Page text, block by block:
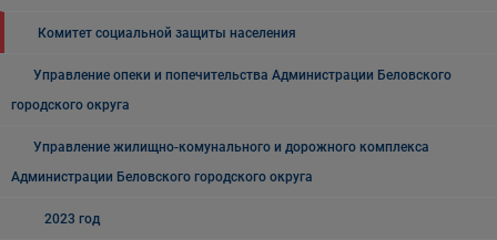
Комитет социальной защиты населения
Управление опеки и попечительства Администрации Беловского
городского округа
Управление жилищно-комунального и дорожного комплекса
Администрации Беловского городского округа
2023 год